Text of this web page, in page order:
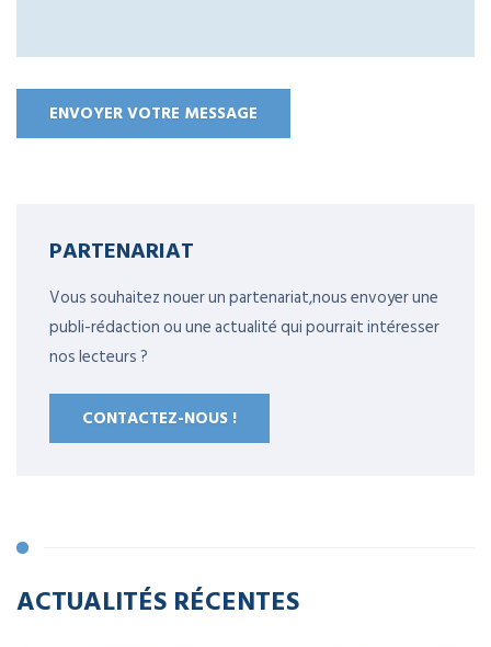
PARTENARIAT
Vous souhaitez nouer un partenariat,nous envoyer une
publi-rédaction ou une actualité qui pourrait intéresser
nos lecteurs ?
CONTACTEZ-NOUS !
ACTUALITÉS RÉCENTES